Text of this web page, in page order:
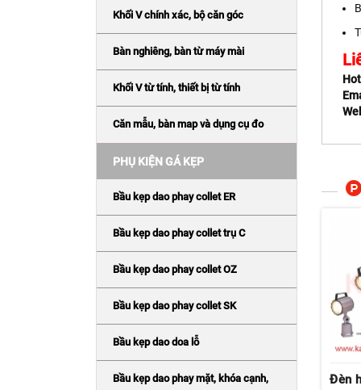
Khối V chính xác, bộ căn góc
Bàn nghiêng, bàn từ máy mài
Khối V từ tính, thiết bị từ tính
Căn mẫu, bàn map và dụng cụ đo
PHỤ KIỆN GÁ KẸP
Bầu kẹp dao phay collet ER
Bầu kẹp dao phay collet trụ C
Bầu kẹp dao phay collet OZ
Bầu kẹp dao phay collet SK
Bầu kẹp dao doa lỗ
Bầu kẹp dao phay mặt, khóa cạnh,
Đèn